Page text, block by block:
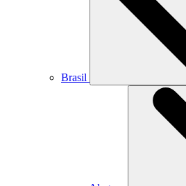
Brasil